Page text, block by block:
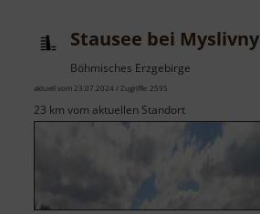
Stausee bei Myslivny
Böhmisches Erzgebirge
aktuell vom 23.07.2024 / Zugriffe: 2595
23 km vom aktuellen Standort